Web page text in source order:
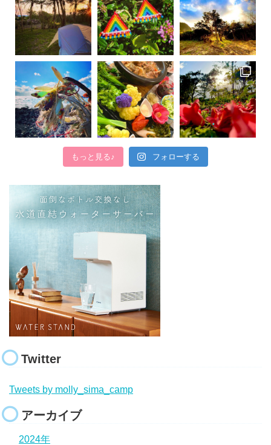
もっと見る♪ フォローする
Twitter
Tweets by molly_sima_camp
アーカイブ
2024年